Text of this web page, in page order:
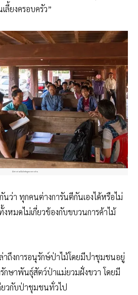
ลี้ยงครอบครัว”
นักข่าวร่วมกันเก็บข้อมูลจากชาวบ้าน
ว่า ทุกคนต่างการันตีกันเองได้หรือไม่
งหมดไม่เกี่ยวข้องกับขบวนการค้าไม้
าถึงการอนุรักษ์ป่าไม้โดยมีป่าชุมชนอยู่
รักษาพันธุ์สัตว์ป่าแม่ยวมฝั่งขวา โดยมี
ียวกับป่าชุมชนทั่วไป